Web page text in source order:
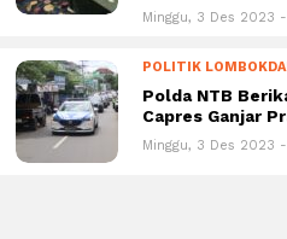
Minggu, 3 Des 2023 -
POLITIK
Polda NTB
Capres Ganjar
Minggu, 3 Des 2023 -